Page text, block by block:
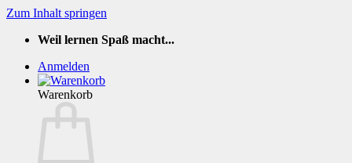
Zum Inhalt springen
Weil lernen Spaß macht...
Anmelden
Warenkorb